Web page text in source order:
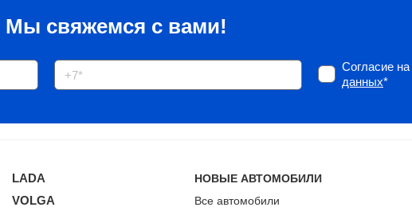
Мы свяжемся с вами!
Согласие на
данных*
LADA
VOLGA
НОВЫЕ АВТОМОБИЛИ
Все автомобили